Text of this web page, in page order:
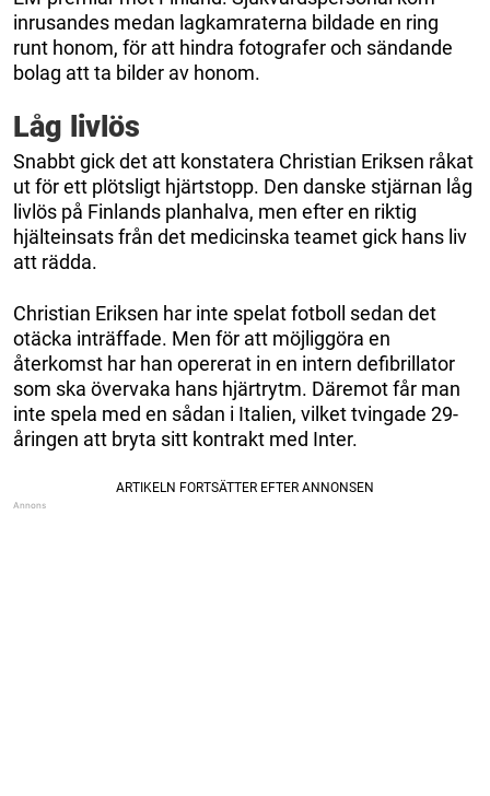
inrusandes medan lagkamraterna bildade en ring
runt honom, för att hindra fotografer och sändande
bolag att ta bilder av honom.
Låg livlös
Snabbt gick det att konstatera Christian Eriksen råkat
ut för ett plötsligt hjärtstopp. Den danske stjärnan låg
livlös på Finlands planhalva, men efter en riktig
hjälteinsats från det medicinska teamet gick hans liv
att rädda.
Christian Eriksen har inte spelat fotboll sedan det
otäcka inträffade. Men för att möjliggöra en
återkomst har han opererat in en intern defibrillator
som ska övervaka hans hjärtrytm. Däremot får man
inte spela med en sådan i Italien, vilket tvingade 29-
åringen att bryta sitt kontrakt med Inter.